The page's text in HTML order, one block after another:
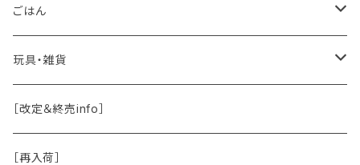
保湿・除菌・虫除け
保湿剤
除菌
おくち・おめめ・おみみ
おくち
おめめ
ブラシと雑貨
お魚
その他（乳製品・果物野菜）
Natural Marche
ちょこっとシリーズ
◾️躾トレーニングに
皮膚被毛
関節・骨
おめめ
おなか
ごはん
手作り補助
ウェット・お惣菜
ドライ
玩具・雑貨
ノーズワーク・玩具
お散歩用品
［改定＆終売info］
［再入荷］